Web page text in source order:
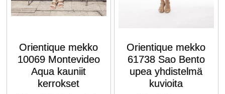
Orientique mekko
10069 Montevideo
Aqua kauniit
kerrokset
Orientique mekko
61738 Sao Bento
upea yhdistelmä
kuvioita